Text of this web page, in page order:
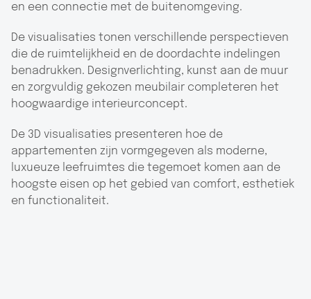
en een connectie met de buitenomgeving.
De visualisaties tonen verschillende perspectieven
die de ruimtelijkheid en de doordachte indelingen
benadrukken. Designverlichting, kunst aan de muur
en zorgvuldig gekozen meubilair completeren het
hoogwaardige interieurconcept.
De 3D visualisaties presenteren hoe de
appartementen zijn vormgegeven als moderne,
luxueuze leefruimtes die tegemoet komen aan de
hoogste eisen op het gebied van comfort, esthetiek
en functionaliteit.